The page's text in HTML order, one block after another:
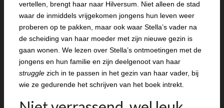
vertellen, brengt haar naar Hilversum. Niet alleen de stad
waar de inmiddels vrijgekomen jongens hun leven weer
proberen op te pakken, maar ook waar Stella’s vader na
de scheiding van haar moeder met zijn nieuwe gezin is
gaan wonen. We lezen over Stella’s ontmoetingen met de
jongens en hun familie en zijn deelgenoot van haar
struggle zich in te passen in het gezin van haar vader, bij
wie ze gedurende het schrijven van het boek intrekt.